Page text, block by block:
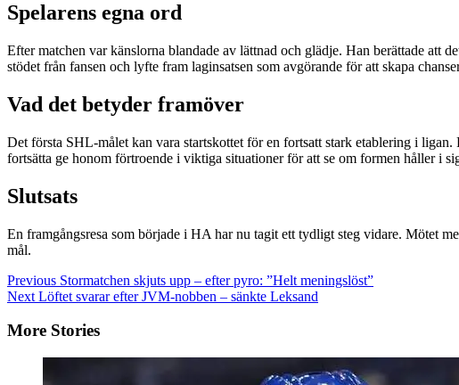
Spelarens egna ord
Efter matchen var känslorna blandade av lättnad och glädje. Han berättade att
stödet från fansen och lyfte fram laginsatsen som avgörande för att skapa
Vad det betyder framöver
Det första SHL-målet kan vara startskottet för en fortsatt stark etablering i
fortsätta ge honom förtroende i viktiga situationer för att se om formen håller i
Slutsats
En framgångsresa som började i HA har nu tagit ett tydligt steg vidare. Mötet
mål.
Continue
Reading
Previous Stormatchen skjuts upp – efter pyro: ”Helt meningslöst”
Next Löftet svarar efter JVM-nobben – sänkte Leksand
More Stories